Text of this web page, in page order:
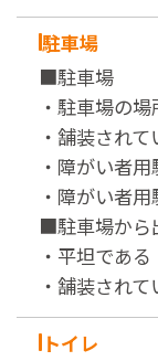
駐車場
■駐車場
・駐車場の
・舗装されて
・障がい者
・障がい者
■駐車場から
・平坦である
・舗装されて
トイレ